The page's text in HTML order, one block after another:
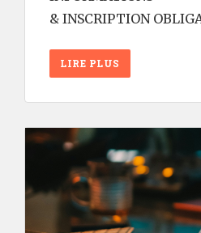
& INSCRIPTION
LIRE PLUS